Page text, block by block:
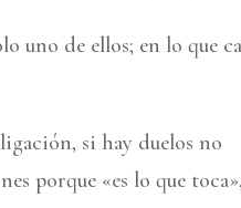
uno de ellos; en lo que
si hay duelos no
porque «es lo que